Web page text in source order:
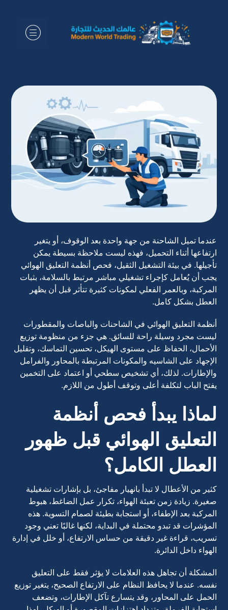
عندما تميل الشاحنة من جهة واحدة بعد الوقوف، أو يتغير
ارتفاعها أثناء التحميل، فهذه ليست ملاحظة بسيطة يمكن
تأجيلها. في بيئة التشغيل الثقيل، فحص أنظمة التعليق الهوائي
يجب أن يُعامل كإجراء تشغيلي مباشر مرتبط بالسلامة، بثبات
المركبة، وبالعمر الفعلي لمكونات كثيرة تتأثر قبل أن يظهر
العطل بشكل كامل.
أنظمة التعليق الهوائي في الشاحنات والباصات والمقطورات
ليست مجرد وسيلة راحة للسائق. هي جزء من منظومة توزيع
الأحمال، الحفاظ على مستوى الهيكل، تحسين التماسك، وتقليل
الإجهاد على الشاسيه والمكونات المرتبطة بالمحاور والفرامل
والإطارات. لذلك، أي تشخيص سطحي أو اعتماد على التخمين
يفتح الباب لتكلفة أعلى وتوقف أطول من اللازم.
لماذا يبدأ فحص أنظمة
التعليق الهوائي قبل ظهور
العطل الكامل؟
كثير من الأعطال لا تبدأ بانهيار مفاجئ، بل بإشارات تشغيلية
صغيرة. زيادة زمن تعبئة الهواء، تكرار عمل الضاغط، هبوط
المركبة بعد الإطفاء، أو استجابة بطيئة لصمام التسوية. هذه
المؤشرات قد تبدو محتملة في البداية، لكنها غالبًا تعني وجود
تسريب، قراءة غير دقيقة من حساس الارتفاع، أو خلل في إدارة
الهواء داخل الدائرة.
المشكلة أن تجاهل هذه العلامات لا يؤثر فقط على التعليق
نفسه. عندما لا يحافظ النظام على الارتفاع الصحيح، يتغير توزيع
الحمل على المحاور، وقد يتسارع تآكل الإطارات، وتضعف